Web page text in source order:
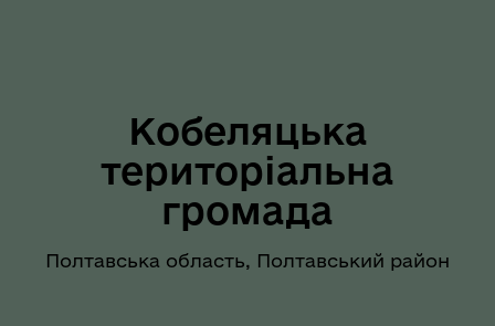
Кобеляцька
територіальна
громада
Полтавська область, Полтавський район